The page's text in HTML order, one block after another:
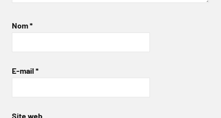
Nom*
E-mail *
Site web